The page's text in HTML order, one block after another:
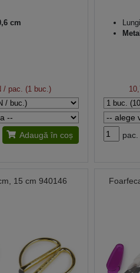
cm
/ pac. (1 buc.)
Adaugă în coș pac.
15 cm 940146